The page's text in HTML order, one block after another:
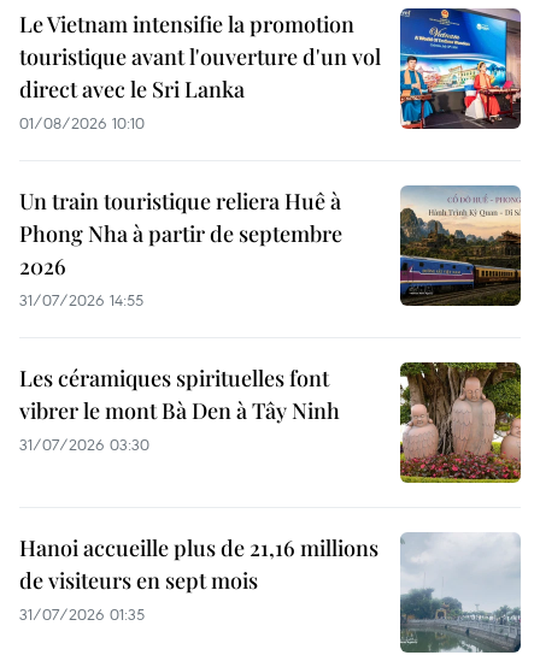
Le Vietnam intensifie la promotion
touristique avant l'ouverture d'un vol
direct avec le Sri Lanka
01/08/2026 10:10
Un train touristique reliera Huê à
Phong Nha à partir de septembre
2026
31/07/2026 14:55
Les céramiques spirituelles font
vibrer le mont Bà Den à Tây Ninh
31/07/2026 03:30
Hanoi accueille plus de 21,16 millions
de visiteurs en sept mois ​
31/07/2026 01:35